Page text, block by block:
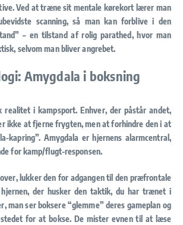
Ved at træne sit mentale kørekort lærer man
scanning, så man kan forblive i den
– en tilstand af rolig parathed, hvor man
selvom man bliver angrebet.
Amygdala i boksning
realitet i kampsport. Enhver, der påstår andet,
ikke at fjerne frygten, men at forhindre den i at
kapring”. Amygdala er hjernens alarmcentral,
for kamp/flugt-responsen.
lukker den for adgangen til den præfrontale
der husker den taktik, du har trænet i
man ser boksere “glemme” deres gameplan og
stedet for at bokse. De mister evnen til at læse